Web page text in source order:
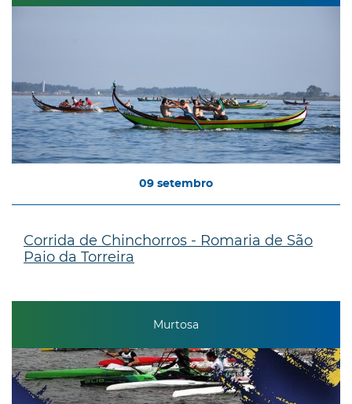
09 setembro
Corrida de Chinchorros - Romaria de São
Paio da Torreira
Murtosa